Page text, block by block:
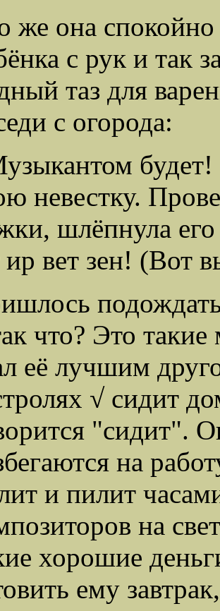
же она спокойно
с рук и так
таз для
с огорода:
будет!
невестку.
шлёпнула
вет зен! (Вот
что? Это
её лучшим
√ сидит
"сидит".
на
и пилит
на
хорошие
ему